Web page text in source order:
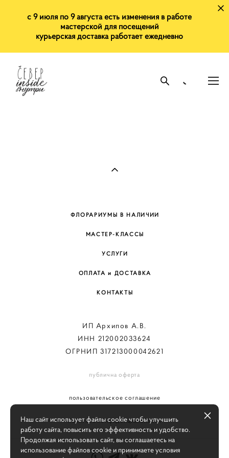
с 9 июля по 9 августа есть изменения в работе
мастерской для посещений
курьерская доставка работает ежедневно
ФЛОРАРИУМЫ В НАЛИЧИИ
МАСТЕР-КЛАССЫ
УСЛУГИ
ОПЛАТА и ДОСТАВКА
КОНТАКТЫ
ИП Архипов А.В.
ИНН 212002033624
ОГРНИП 317213000042621
публична оферта
пользовательское соглашение
политика конфиденциальности
Наш сайт использует файлы cookie чтобы улучшить
работу сайта, повысить его эффективность и удобство.
Продолжая использовать сайт, вы соглашаетесь на
использование файлов cookie и принимаете условия